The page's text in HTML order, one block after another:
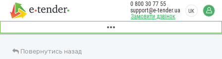
Замовити дзвінок
0 800 30 77 55
support@e-tender.ua
UK
Повернутись назад